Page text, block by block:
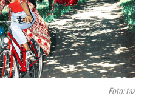
Foto: taz